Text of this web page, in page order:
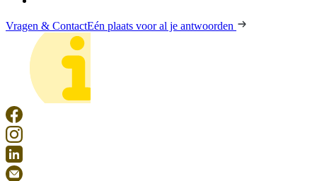
Vragen & ContactEén plaats voor al je antwoorden